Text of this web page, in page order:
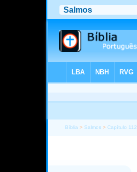
Bíblia > Salmos >Capítulo 112